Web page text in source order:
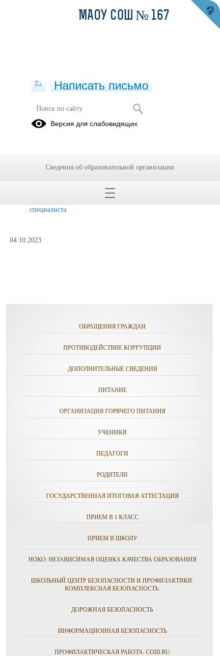
Борис Светлана Анатольевна
специалиста
04.10.2023
ОБРАЩЕНИЯ ГРАЖДАН
ПРОТИВОДЕЙСТВИЕ КОРРУПЦИИ
ДОПОЛНИТЕЛЬНЫЕ СВЕДЕНИЯ
ПИТАНИЕ
ОРГАНИЗАЦИЯ ГОРЯЧЕГО ПИТАНИЯ
УЧЕНИКИ
ПЕДАГОГИ
РОДИТЕЛИ
ГОСУДАРСТВЕННАЯ ИТОГОВАЯ АТТЕСТАЦИЯ
ПРИЕМ В 1 КЛАСС
ПРИЕМ В ШКОЛУ
НОКО: НЕЗАВИСИМАЯ ОЦЕНКА КАЧЕСТВА ОБРАЗОВАНИЯ
ШКОЛЬНЫЙ ЦЕНТР БЕЗОПАСНОСТИ И ПРОФИЛАКТИКИ.
КОМПЛЕКСНАЯ БЕЗОПАСНОСТЬ.
ДОРОЖНАЯ БЕЗОПАСНОСТЬ
ИНФОРМАЦИОННАЯ БЕЗОПАСНОСТЬ
ПРОФИЛАКТИЧЕСКАЯ РАБОТА. СОШ.RU
МАОУ СОШ № 167
Написать письмо
Версия для слабовидящих
Сведения об образовательной организации